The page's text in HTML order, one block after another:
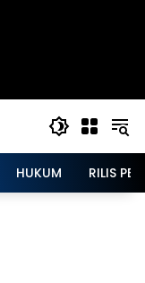
HUKUM RILIS